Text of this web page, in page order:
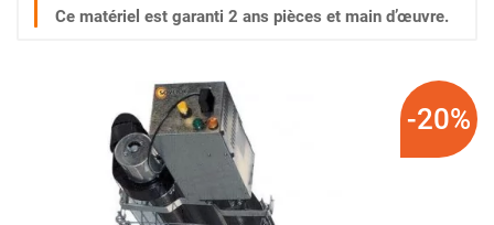
Ce matériel est garanti 2 ans pièces et main d’œuvre.
-20%